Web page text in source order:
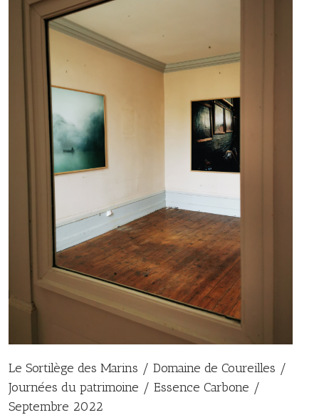
Le Sortilège des Marins / Domaine de Coureilles /
Journées du patrimoine / Essence Carbone /
Septembre 2022